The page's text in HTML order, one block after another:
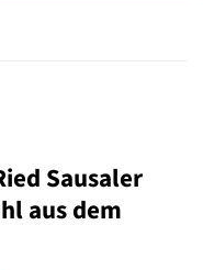
Sausaler
aus dem